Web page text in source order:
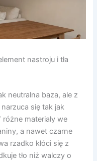
nastroju i tła
neutralna baza, ale z
się tak jak
materiały we
a nawet czarne
rzadko kłóci się z
tło niż walczy o